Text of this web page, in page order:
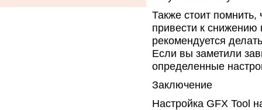
Также стоит
привести к снижению
рекомендуется
Если вы заметили
определенные
Заключение
Настройка GFX Tool